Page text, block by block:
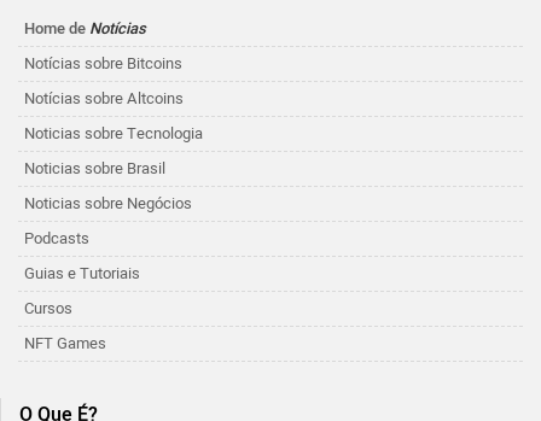
Home de Notícias
Notícias sobre Bitcoins
Notícias sobre Altcoins
Noticias sobre Tecnologia
Noticias sobre Brasil
Noticias sobre Negócios
Podcasts
Guias e Tutoriais
Cursos
NFT Games
O Que É?